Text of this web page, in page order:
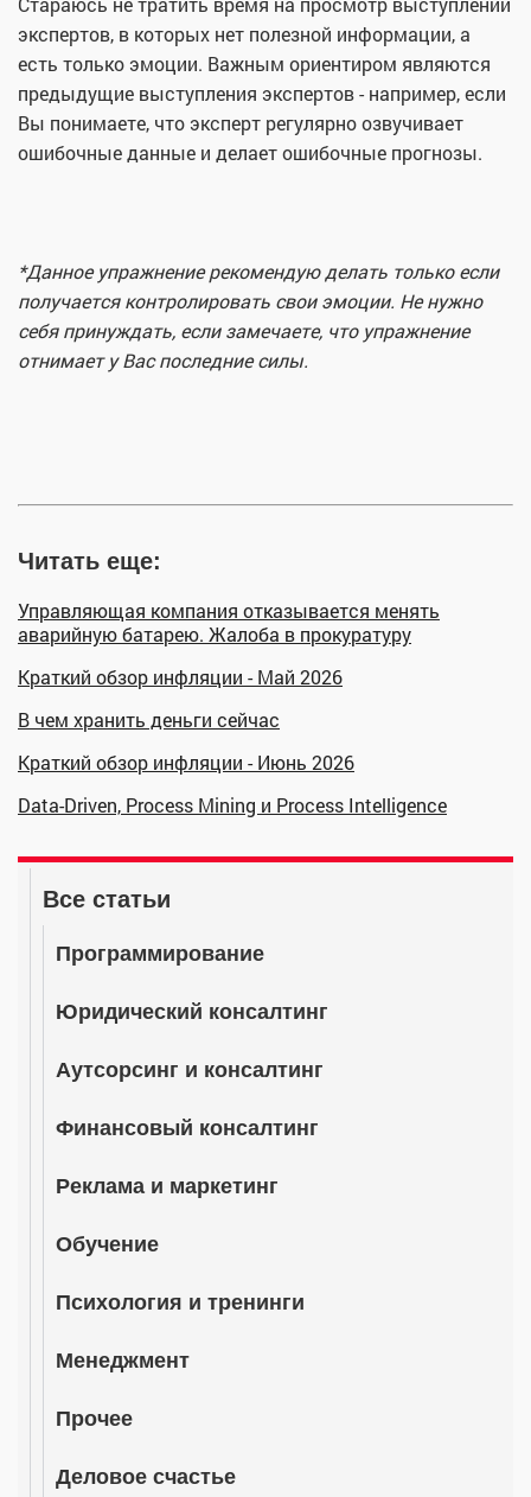
экспертов, в которых нет полезной информации, а
есть только эмоции. Важным ориентиром являются
предыдущие выступления экспертов - например, если
Вы понимаете, что эксперт регулярно озвучивает
ошибочные данные и делает ошибочные прогнозы.
*Данное упражнение рекомендую делать только если
получается контролировать свои эмоции. Не нужно
себя принуждать, если замечаете, что упражнение
отнимает у Вас последние силы.
Читать еще:
Управляющая компания отказывается менять
аварийную батарею. Жалоба в прокуратуру
Краткий обзор инфляции - Май 2026
В чем хранить деньги сейчас
Краткий обзор инфляции - Июнь 2026
Data-Driven, Process Mining и Process Intelligence
Все статьи
Программирование
Юридический консалтинг
Аутсорсинг и консалтинг
Финансовый консалтинг
Реклама и маркетинг
Обучение
Психология и тренинги
Менеджмент
Прочее
Деловое счастье